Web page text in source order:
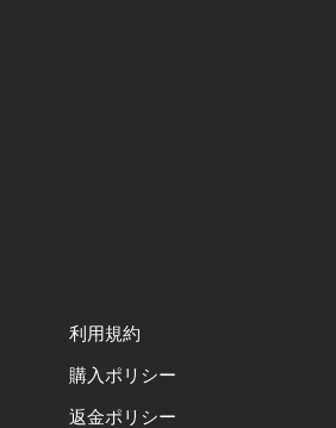
利用規約
購入ポリシー
返金ポリシー